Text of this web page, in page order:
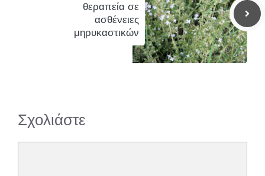
θεραπεία σε
ασθένειες
μηρυκαστικών
Σχολιάστε